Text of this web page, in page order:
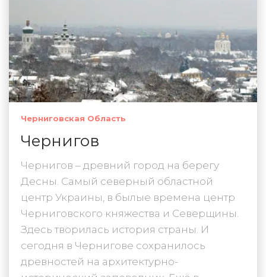
Черниговская Область
Чернигов
Чернигов – древний город на берегу
Десны. Самый северный областной
центр Украины, в былые времена центр
Черниговского княжества и Северщины.
Здесь творилась история страны. И
сегодня в Чернигове сохранилось
древностей на архитектурно-